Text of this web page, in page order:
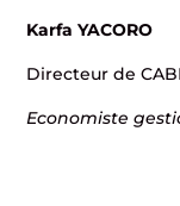
Karfa YACORO
Directeur de
Economiste